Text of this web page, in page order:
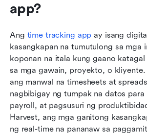
app?
Ang time tracking app ay isang
kasangkapan na tumutulong sa mga
koponan na itala kung gaano
sa mga gawain, proyekto, o kliyente.
ang manwal na timesheets at
nagbibigay ng tumpak na datos para
payroll, at pagsusuri ng
Harvest, ang mga ganitong
ng real-time na pananaw sa